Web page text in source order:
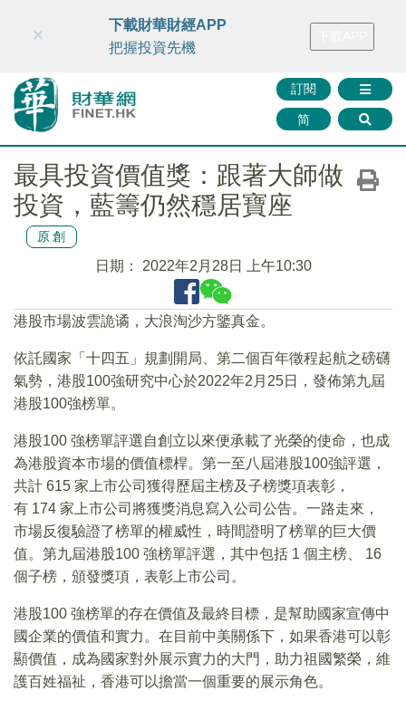
財華智庫網 FINTV FINMETA 財華證券 媒體矩陣
訂閱
简
×
下載財華財經APP
把握投資先機
最具投資價值獎：跟著大師做
投資，藍籌仍然穩居寶座
原創
日期： 2022年2月28日 上午10:30
港股市場波雲詭谲，大浪淘沙方鑒真金。
依託國家「十四五」規劃開局、第二個百年徵程起航之磅礴
氣勢，港股100強研究中心於2022年2月25日，發佈第九屆
港股100強榜單。
港股100 強榜單評選自創立以來便承載了光榮的使命，也成
為港股資本市場的價值標桿。第一至八屆港股100強評選，
共計 615 家上市公司獲得歷屆主榜及子榜獎項表彰，
有 174 家上市公司將獲獎消息寫入公司公告。一路走來，
市場反復驗證了榜單的權威性，時間證明了榜單的巨大價
值。第九屆港股100 強榜單評選，其中包括 1 個主榜、 16
個子榜，頒發獎項，表彰上市公司。
港股100 強榜單的存在價值及最終目標，是幫助國家宣傳中
國企業的價值和實力。在目前中美關係下，如果香港可以彰
顯價值，成為國家對外展示實力的大門，助力祖國繁榮，維
護百姓福祉，香港可以擔當一個重要的展示角色。